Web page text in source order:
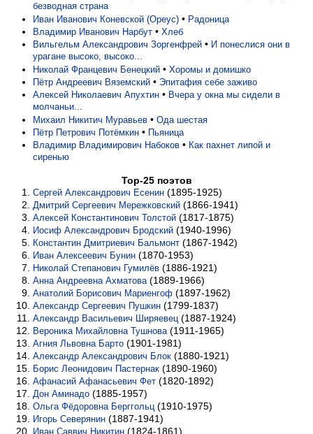
безводная страна
Иван Иванович Коневской (Ореус) • Радоница
Владимир Иванович Нарбут • Хлеб
Вильгельм Александрович Зоргенфрей • И понеслися они в
урагане высоко, высоко...
Николай Францевич Бенецкий • Хоромы и домишко
Пётр Андреевич Вяземский • Эпитафия себе заживо
Алексей Николаевич Апухтин • Вчера у окна мы сидели в
молчаньи...
Михаил Никитич Муравьев • Ода шестая
Пётр Петрович Потёмкин • Пьяница
Владимир Владимирович Набоков • Как пахнет липой и
сиренью
Top-25 поэтов
Сергей Александрович Есенин (1895-1925)
Дмитрий Сергеевич Мережковский (1866-1941)
Алексей Константинович Толстой (1817-1875)
Иосиф Александрович Бродский (1940-1996)
Константин Дмитриевич Бальмонт (1867-1942)
Иван Алексеевич Бунин (1870-1953)
Николай Степанович Гумилёв (1886-1921)
Анна Андреевна Ахматова (1889-1966)
Анатолий Борисович Мариенгоф (1897-1962)
Александр Сергеевич Пушкин (1799-1837)
Александр Васильевич Ширяевец (1887-1924)
Вероника Михайловна Тушнова (1911-1965)
Агния Львовна Барто (1901-1981)
Александр Александрович Блок (1880-1921)
Борис Леонидович Пастернак (1890-1960)
Афанасий Афанасьевич Фет (1820-1892)
Дон Аминадо (1885-1957)
Ольга Фёдоровна Берггольц (1910-1975)
Игорь Северянин (1887-1941)
Иван Саввич Никитин (1824-1861)